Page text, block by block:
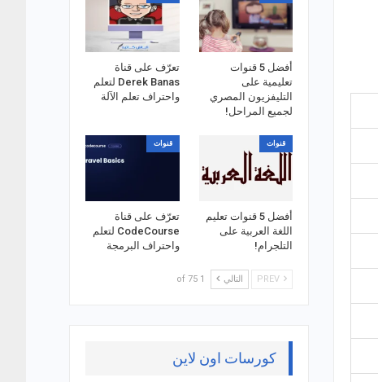
أفضل 5 قنوات
تعليمية على
التليفزيون المصري
لجميع المراحل!
تعرّف على قناة
Derek Banas لتعلم
واحتراف تعلم الآلة
قنوات
أفضل 5 قنوات تعليم
اللغة العربية على
التلجرام!
قنوات
تعرّف على قناة
CodeCourse لتعلم
واحتراف البرمجة
التالي 1 of 75
كورسات اون لاين